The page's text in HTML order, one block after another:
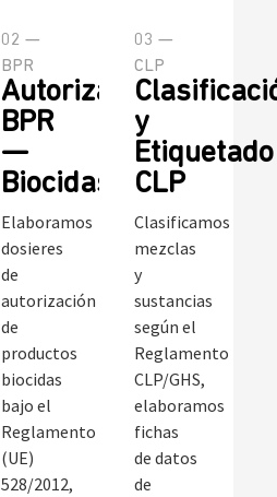
02 —
BPR
Autorización
BPR
—
Biocidas
Elaboramos
dosieres
de
autorización
de
productos
biocidas
bajo el
Reglamento
(UE)
528/2012,
03 —
CLP
y
Etiquetado
CLP
Clasificamos
mezclas
y
sustancias
según el
Reglamento
CLP/GHS,
elaboramos
fichas
de datos
de